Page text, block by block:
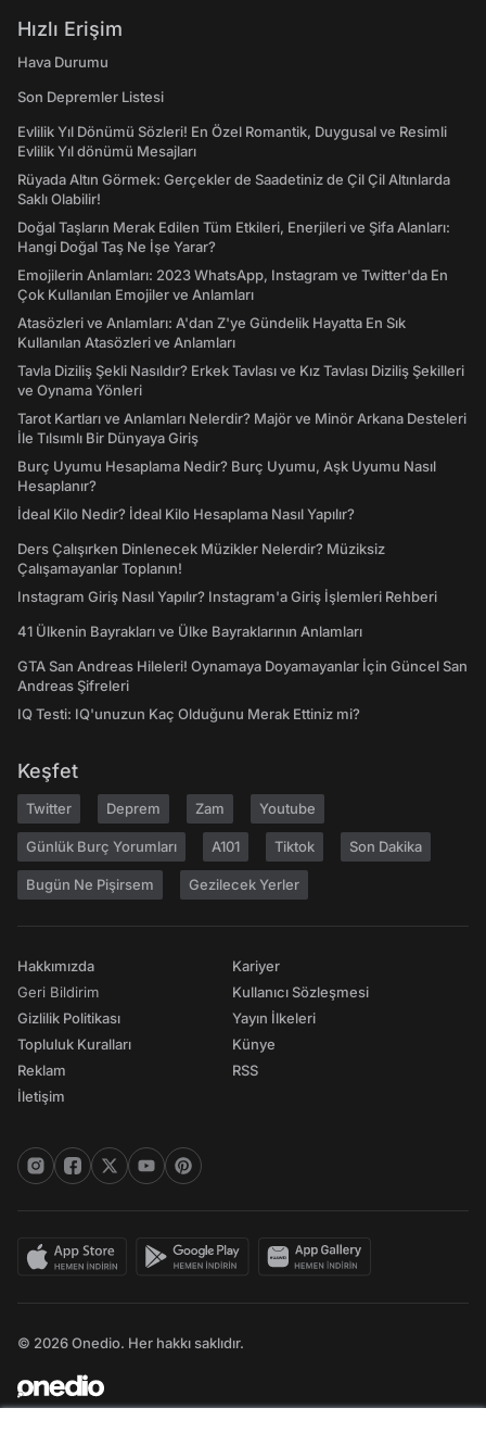
Hızlı Erişim
Hava Durumu
Son Depremler Listesi
Evlilik Yıl Dönümü Sözleri! En Özel Romantik, Duygusal ve Resimli
Evlilik Yıl dönümü Mesajları
Rüyada Altın Görmek: Gerçekler de Saadetiniz de Çil Çil Altınlarda
Saklı Olabilir!
Doğal Taşların Merak Edilen Tüm Etkileri, Enerjileri ve Şifa Alanları:
Hangi Doğal Taş Ne İşe Yarar?
Emojilerin Anlamları: 2023 WhatsApp, Instagram ve Twitter'da En
Çok Kullanılan Emojiler ve Anlamları
Atasözleri ve Anlamları: A'dan Z'ye Gündelik Hayatta En Sık
Kullanılan Atasözleri ve Anlamları
Tavla Diziliş Şekli Nasıldır? Erkek Tavlası ve Kız Tavlası Diziliş Şekilleri
ve Oynama Yönleri
Tarot Kartları ve Anlamları Nelerdir? Majör ve Minör Arkana Desteleri
İle Tılsımlı Bir Dünyaya Giriş
Burç Uyumu Hesaplama Nedir? Burç Uyumu, Aşk Uyumu Nasıl
Hesaplanır?
İdeal Kilo Nedir? İdeal Kilo Hesaplama Nasıl Yapılır?
Ders Çalışırken Dinlenecek Müzikler Nelerdir? Müziksiz
Çalışamayanlar Toplanın!
Instagram Giriş Nasıl Yapılır? Instagram'a Giriş İşlemleri Rehberi
41 Ülkenin Bayrakları ve Ülke Bayraklarının Anlamları
GTA San Andreas Hileleri! Oynamaya Doyamayanlar İçin Güncel San
Andreas Şifreleri
IQ Testi: IQ'unuzun Kaç Olduğunu Merak Ettiniz mi?
Keşfet
Twitter Deprem Zam Youtube
Günlük Burç Yorumları A101 Tiktok Son Dakika
Bugün Ne Pişirsem Gezilecek Yerler
Hakkımızda
Geri Bildirim
Gizlilik Politikası
Topluluk Kuralları
Reklam
İletişim
Kariyer
Kullanıcı Sözleşmesi
Yayın İlkeleri
Künye
RSS
© 2026 Onedio. Her hakkı saklıdır.